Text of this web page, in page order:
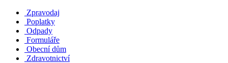
Zpravodaj
Poplatky
Odpady
Formuláře
Obecní dům
Zdravotnictví